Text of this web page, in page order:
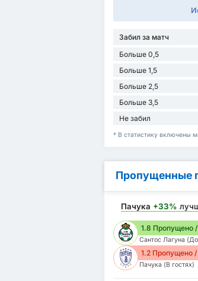
Забил за матч
Больше 0,5
Больше 1,5
Больше 2,5
Больше 3,5
Не забил
* В статистику включены
Пропущенные
Пачука +33%
1.8 Пропущено
Сантос Лагуна
1.2 Пропущено
Пачука (В гостях)